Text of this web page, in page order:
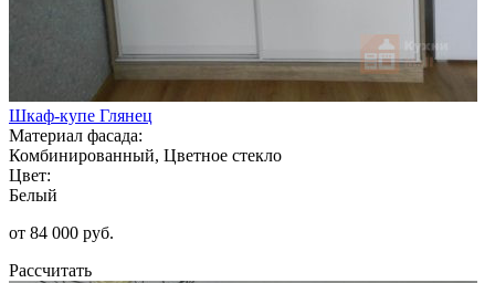
Шкаф-купе Глянец
Материал фасада:
Комбинированный, Цветное стекло
Цвет:
Белый
от 84 000 руб.
Рассчитать